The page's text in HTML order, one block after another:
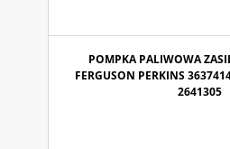
POMPKA PALIWOWA
FERGUSON PERKINS
2641305